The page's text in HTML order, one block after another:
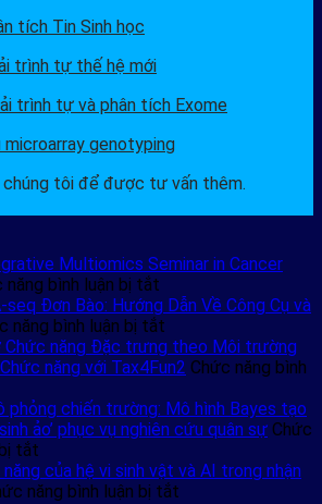
tích Tin Sinh học
trình tự thế hệ mới
trình tự và phân tích Exome
microarray genotyping
chúng tôi để được tư vấn thêm.
Multiomics Seminar in Cancer
năng bình luận bị tắt
Novogene
Integrative
Multiomics
Seminar
Cancer
Research
seq Đơn Bào: Hướng Dẫn Về Công Cụ và
năng bình luận bị tắt
Khám
Phá
seq
Đơn
Hướng
Dẫn
Chức năng Đặc trưng theo Môi trường
năng với Tax4Fun2 Chức năng bình
phỏng chiến trường: Mô hình Bayes tạo
ảo’ phục vụ nghiên cứu quân sự Chức
tắt
Microbiome
mô
của hệ vi sinh vật và AI trong nhận
năng bình luận bị tắt